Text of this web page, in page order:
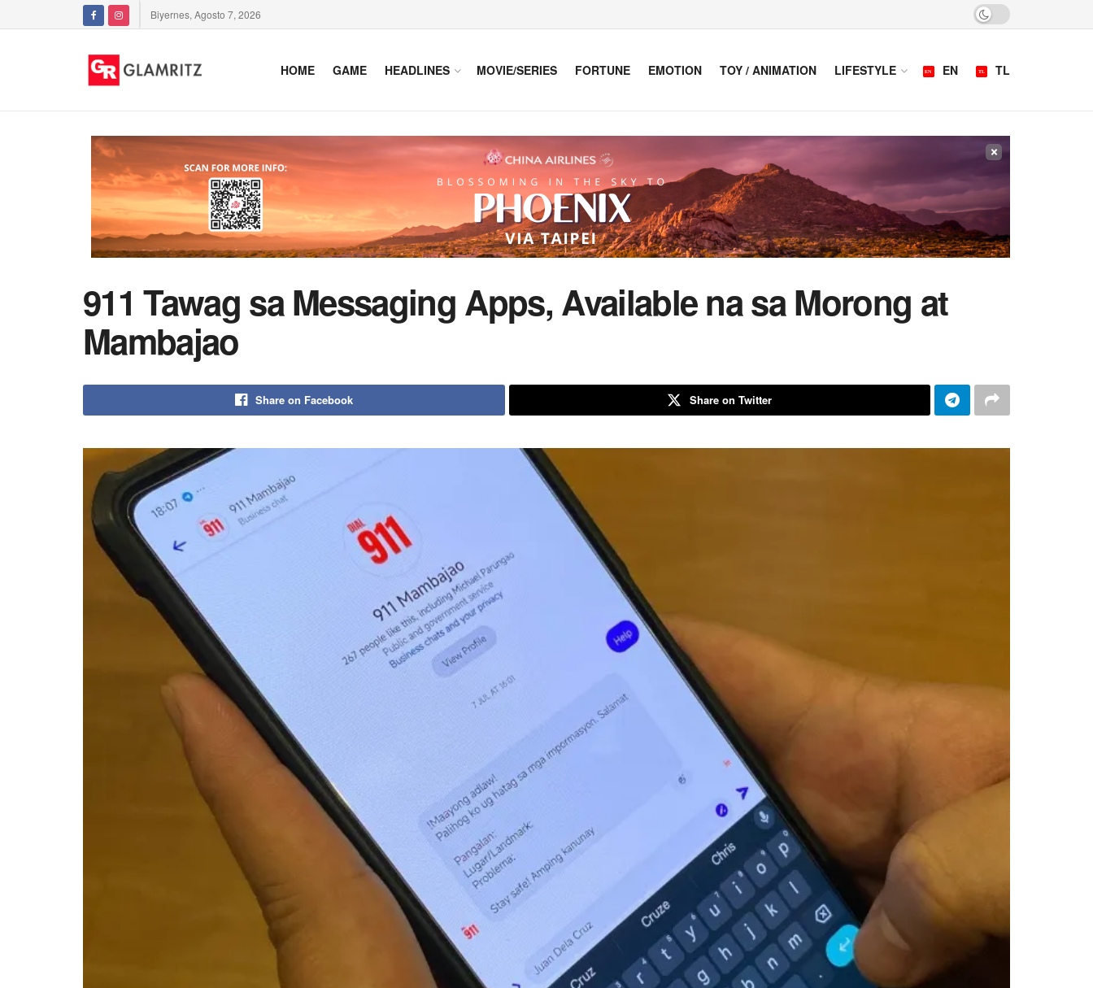
Biyernes, Agosto 7, 2026
HOME GAME HEADLINES MOVIE/SERIES FORTUNE EMOTION TOY / ANIMATION LIFESTYLE EN TL
×
911 Tawag sa Messaging Apps, Available na sa Morong at
Mambajao
Share on Facebook Share on Twitter